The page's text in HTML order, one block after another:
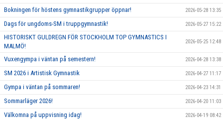
Bokningen för höstens gymnastikgrupper öppnar! 2026-05-28 13:35
Dags för ungdoms-SM i truppgymnastik! 2026-05-27 15:22
HISTORISKT GULDREGN FÖR STOCKHOLM TOP GYMNASTICS I
MALMÖ!
2026-05-25 12:48
Vuxengympa i väntan på semestern! 2026-04-28 13:38
SM 2026 i Artistisk Gymnastik 2026-04-27 11:17
Gympa i väntan på sommaren! 2026-04-23 14:31
Sommarläger 2026! 2026-04-20 11:03
Välkomna på uppvisning idag! 2026-04-19 08:42